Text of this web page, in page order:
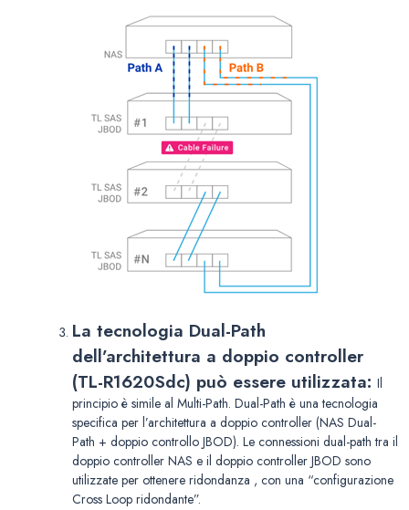
La tecnologia Dual-Path
dell’architettura a doppio controller
(TL-R1620Sdc) può essere utilizzata: Il
principio è simile al Multi-Path. Dual-Path è una tecnologia
specifica per l’architettura a doppio controller (NAS Dual-
Path + doppio controllo JBOD). Le connessioni dual-path tra il
doppio controller NAS e il doppio controller JBOD sono
utilizzate per ottenere ridondanza , con una “configurazione
Cross Loop ridondante”.